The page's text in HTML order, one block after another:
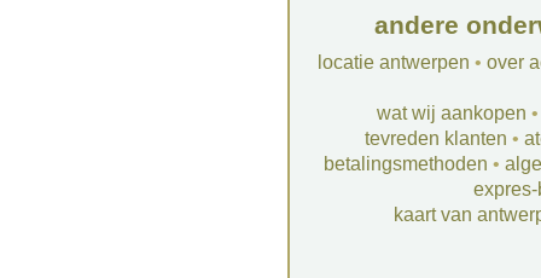
andere
locatie antwerpen • over
wat wij aankopen
tevreden klanten •
betalingsmethoden •
kaart van